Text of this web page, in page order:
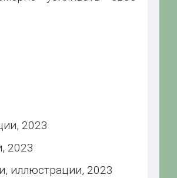
2023
2023
иллюстрации, 2023